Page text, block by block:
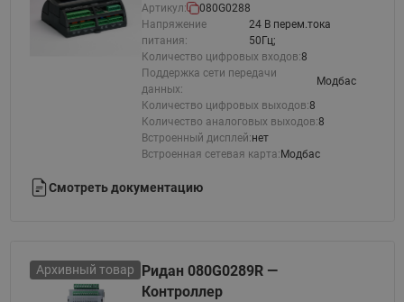
Артикул:
080G0288
Напряжение
питания:
24 В перем.тока
50Гц;
Количество цифровых входов:8
Поддержка сети передачи
данных:
Модбас
Количество цифровых выходов:8
Количество аналоговых выходов:8
Встроенный дисплей:нет
Встроенная сетевая карта:Модбас
Смотреть документацию
Архивный товар
Ридан 080G0289R —
Контроллер